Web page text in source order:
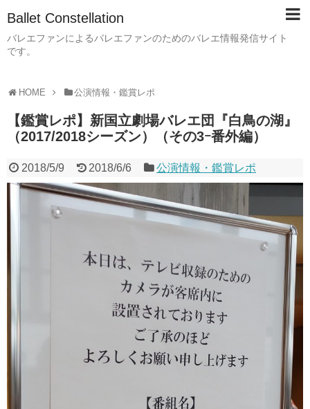
Ballet Constellation
バレエファンによるバレエファンのためのバレエ情報発信サイト
です。
HOME 公演情報・鑑賞レポ
【鑑賞レポ】新国立劇場バレエ団『白鳥の湖』
（2017/2018シーズン）（その3ｰ番外編）
2018/5/9 2018/6/6 公演情報・鑑賞レポ